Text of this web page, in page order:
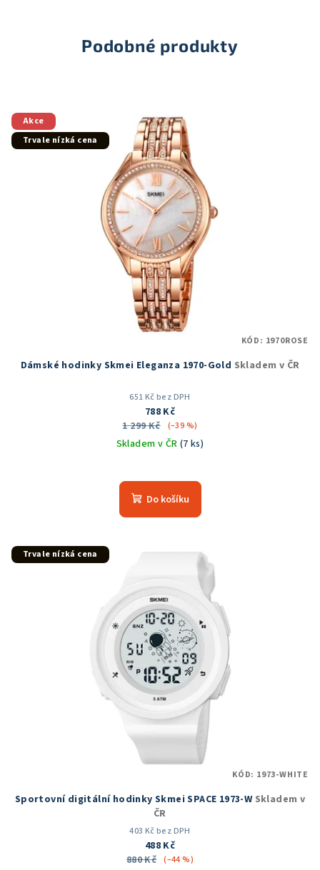
Podobné produkty
Akce
Trvale nízká cena
Dámské hodinky Skmei Eleganza 1970-Gold Skladem v ČR
651 Kč bez DPH
788 Kč
1 299 Kč
(–39 %)
Skladem v ČR (7 ks)
hodnocení
produktu
hvězdiček.
Do košíku
KÓD: 1970ROSE
Trvale nízká cena
Sportovní digitální hodinky Skmei SPACE 1973-W Skladem v
ČR
403 Kč bez DPH
488 Kč
880 Kč (–44 %)
KÓD: 1973-WHITE